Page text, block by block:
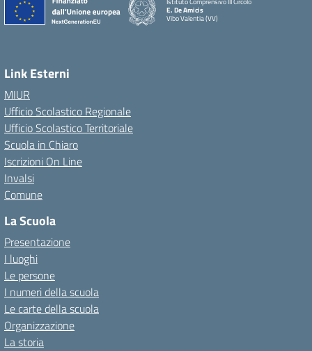
E. De Amicis
Vibo Valentia (VV)
Link Esterni
MIUR
Ufficio Scolastico Regionale
Ufficio Scolastico Territoriale
Scuola in Chiaro
Iscrizioni On Line
Invalsi
Comune
La Scuola
Presentazione
I luoghi
Le persone
I numeri della scuola
Le carte della scuola
Organizzazione
La storia